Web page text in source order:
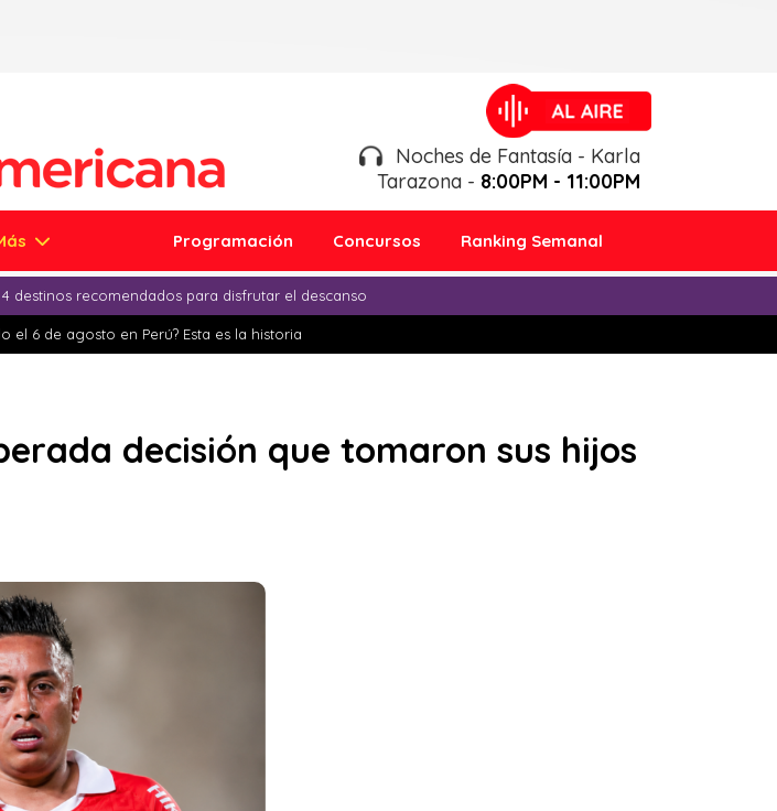
Noches de Fantasía - Karla
Tarazona - 8:00PM - 11:00PM
Programación Concursos Ranking Semanal
destinos recomendados para disfrutar el descanso
el 6 de agosto en Perú? Esta es la historia
decisión que tomaron sus hijos